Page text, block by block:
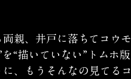
親、井戸に落ちてコウモ
“描いていない”トムホ版
、もうそんなの見てるコ